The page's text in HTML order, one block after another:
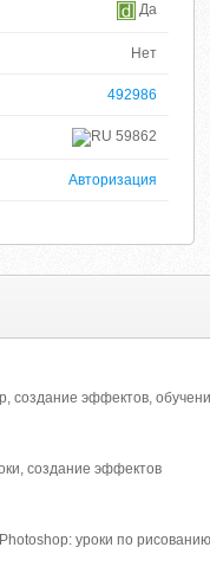
Да
Нет
492986
59862
Авторизация
создание эффектов,
создание эффектов
уроки по